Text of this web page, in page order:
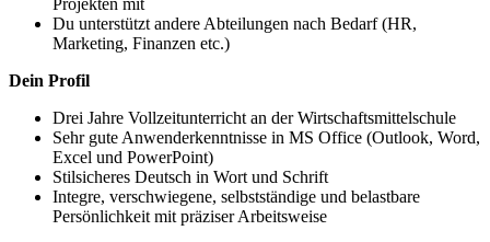
Projekten mit
Du unterstützt andere Abteilungen nach Bedarf (HR,
Marketing, Finanzen etc.)
Dein Profil
Drei Jahre Vollzeitunterricht an der Wirtschaftsmittelschule
Sehr gute Anwenderkenntnisse in MS Office (Outlook, Word,
Excel und PowerPoint)
Stilsicheres Deutsch in Wort und Schrift
Integre, verschwiegene, selbstständige und belastbare
Persönlichkeit mit präziser Arbeitsweise